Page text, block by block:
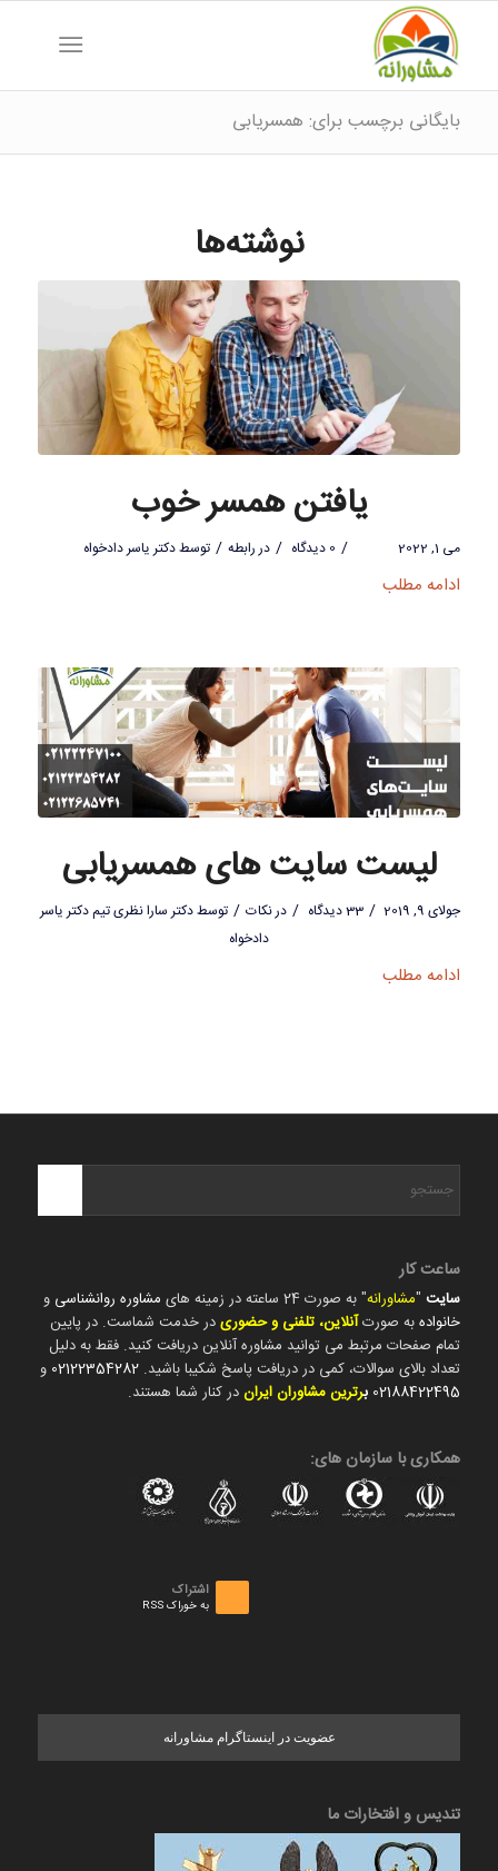
بایگانی برچسب برای: همسریابی
نوشته‌ها
یافتن همسر خوب
می 1, 2022 / 0 دیدگاه / دررابطه / توسطدکتر یاسر دادخواه
ادامه مطلب
لیست سایت های همسریابی
جولای 9, 2019 / 33 دیدگاه / درنکات / توسطدکتر سارا نظری تیم دکتر یاسر
دادخواه
ادامه مطلب
ساعت کار
سایت"مشاورانه" به صورت 24 ساعته در زمینه های مشاوره روانشناسی و
خانوادهبه صورتآنلاین، تلفنی و حضوریدر خدمت شماست. در پایین
تمام صفحات مرتبط می توانید مشاوره آنلاین دریافت کنید. فقط به دلیل
تعداد بالای سوالات، کمی در دریافت پاسخ شکیبا باشید. 02122354282 و
02188422495 برترین مشاوران ایراندر کنار شما هستند.
همکاری با سازمان های:
اشتراک
به خوراک RSS
عضویت در اینستاگرام مشاورانه
تندیس و افتخارات ما